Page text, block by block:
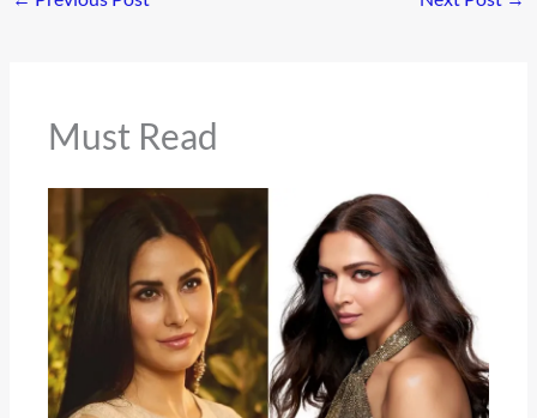
Must Read